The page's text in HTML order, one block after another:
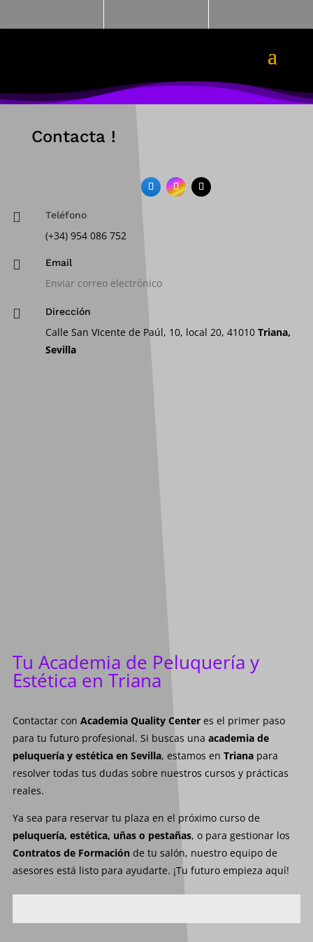
Contacta !
 Teléfono
(+34) 954 086 752
 Email
Enviar correo electrónico
 Dirección
Calle San VIcente de Paúl, 10, local 20, 41010 Triana,
Sevilla
Tu Academia de Peluquería y
Estética en Triana
Contactar con Academia Quality Centeres el primer paso
para tu futuro profesional. Si buscas una academia de
peluquería y estética en Sevilla, estamos en Trianapara
resolver todas tus dudas sobre nuestros cursos y prácticas
reales.
Ya sea para reservar tu plaza en el próximo curso de
peluquería, estética, uñas o pestañas, o para gestionar los
Contratos de Formaciónde tu salón, nuestro equipo de
asesores está listo para ayudarte. ¡Tu futuro empieza aquí!